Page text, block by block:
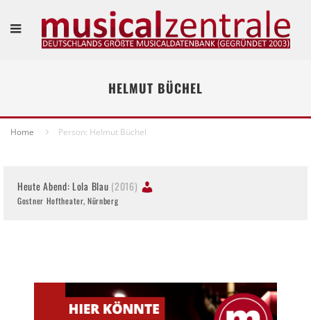
HELMUT BÜCHEL
Home Person: Helmut Büchel
Heute Abend: Lola Blau (2016)
Gostner Hoftheater, Nürnberg